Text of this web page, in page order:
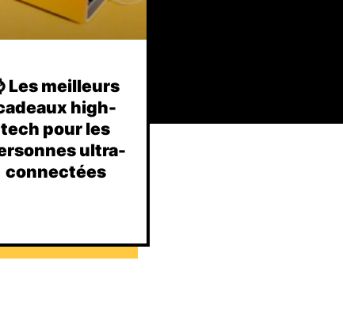
Les meilleurs
high-
tech pour les
ultra-
connectées